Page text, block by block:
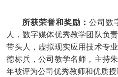
所获荣誉和奖励：公司数
人，数字媒体优秀教学团队负
带头人，虚拟现实应用技术专
德标兵，公司教学名师，主持
年被评为公司优秀教师和优质授